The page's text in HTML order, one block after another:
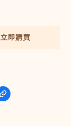
立即購買